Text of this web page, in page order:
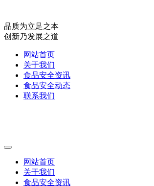
品质为立足之本
创新乃发展之道
网站首页
关于我们
食品安全资讯
食品安全动态
联系我们
网站首页
关于我们
食品安全资讯